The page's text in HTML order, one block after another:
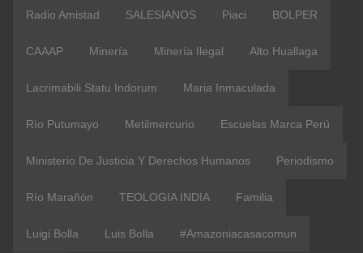
Radio Amistad SALESIANOS Piaci BOLPER
CAAAP Minería Minería Ilegal Alto Huallaga
Lacrimabili Statu Indorum Maria Inmaculada
Río Putumayo Metilmercurio Escuelas Marca Perú
Ministerio De Justicia Y Derechos Humanos Periodismo
Río Marañón TEOLOGIA INDIA Familia
Luigi Bolla Luis Bolla #amazoniacasacomun